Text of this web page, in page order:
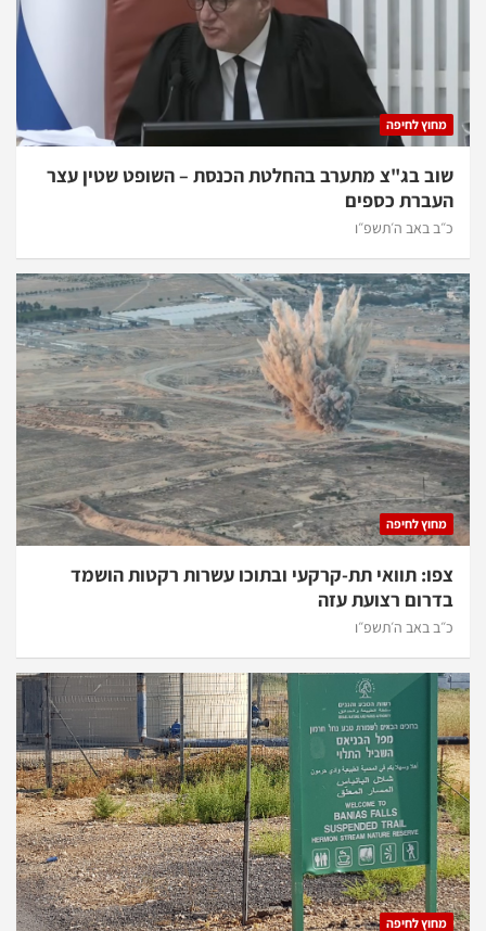
מחוץ לחיפה
שוב בג"צ מתערב בהחלטת הכנסת – השופט שטין עצר
העברת כספים
כ״ב באב ה׳תשפ״ו
מחוץ לחיפה
צפו: תוואי תת-קרקעי ובתוכו עשרות רקטות הושמד
בדרום רצועת עזה
כ״ב באב ה׳תשפ״ו
מחוץ לחיפה